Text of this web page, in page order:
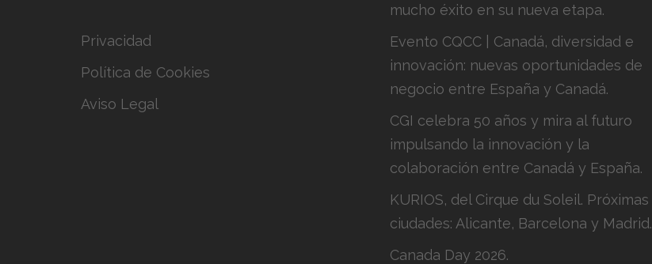
Privacidad
Política de Cookies
Aviso Legal
mucho éxito en su nueva etapa.
Evento CQCC | Canadá, diversidad e
innovación: nuevas oportunidades de
negocio entre España y Canadá.
CGI celebra 50 años y mira al futuro
impulsando la innovación y la
colaboración entre Canadá y España.
KURIOS, del Cirque du Soleil. Próximas
ciudades: Alicante, Barcelona y Madrid.
Canada Day 2026.